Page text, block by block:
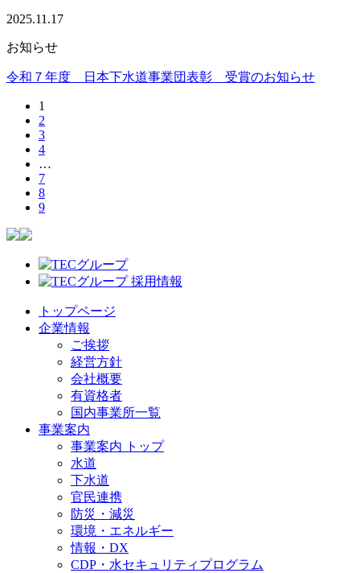
2025.11.17
お知らせ
令和７年度 日本下水道事業団表彰 受賞のお知らせ
1
2
3
4
…
7
8
9
トップページ
企業情報
ご挨拶
経営方針
会社概要
有資格者
国内事業所一覧
事業案内
事業案内 トップ
水道
下水道
官民連携
防災・減災
環境・エネルギー
情報・DX
CDP・水セキュリティプログラム